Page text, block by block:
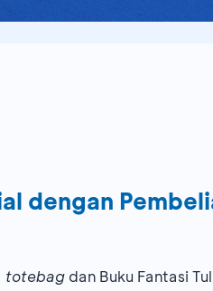
dengan
totebag dan Buku Fantasi